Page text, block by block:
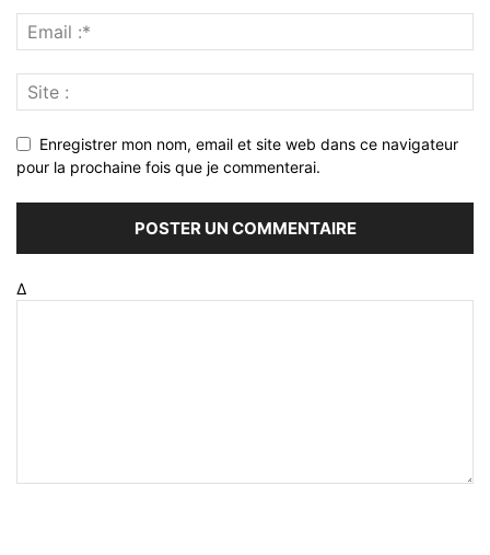
Enregistrer mon nom, email et site web dans ce navigateur
pour la prochaine fois que je commenterai.
Δ